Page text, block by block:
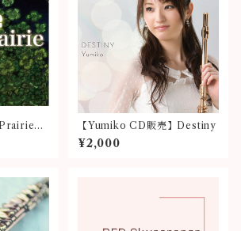
Prairie
）
【Yumiko CD販売】Destiny
¥2,000